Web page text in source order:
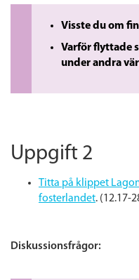
Visste du om
Varför flyttade
under andra
Uppgift 2
Titta på klippet
fosterlandet. (12.17-
Diskussionsfrågor: